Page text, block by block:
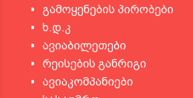
გამოყენების პირობები
ხ.დ.კ
ავიაბილეთები
რეისების განრიგი
ავიაკომპანიები